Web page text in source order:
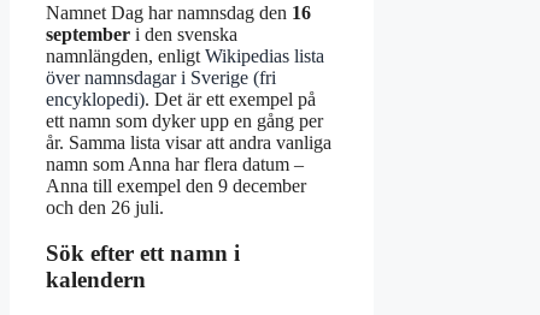
Namnet Dag har namnsdag den 16
september i den svenska
namnlängden, enligt Wikipedias lista
över namnsdagar i Sverige (fri
encyklopedi). Det är ett exempel på
ett namn som dyker upp en gång per
år. Samma lista visar att andra vanliga
namn som Anna har flera datum –
Anna till exempel den 9 december
och den 26 juli.
Sök efter ett namn i
kalendern